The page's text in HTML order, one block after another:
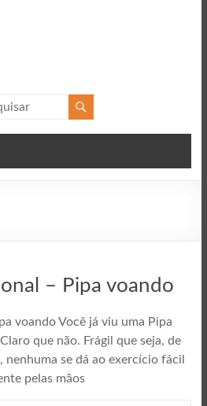
– Pipa voando
voando Você já viu uma Pipa
que não. Frágil que seja, de
nenhuma se dá ao exercício fácil
pelas mãos